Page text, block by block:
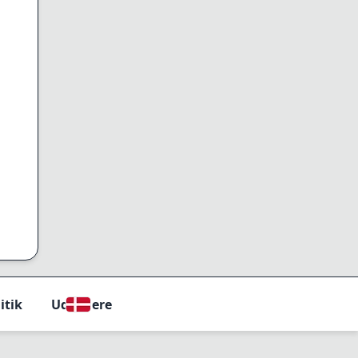
Udviklere